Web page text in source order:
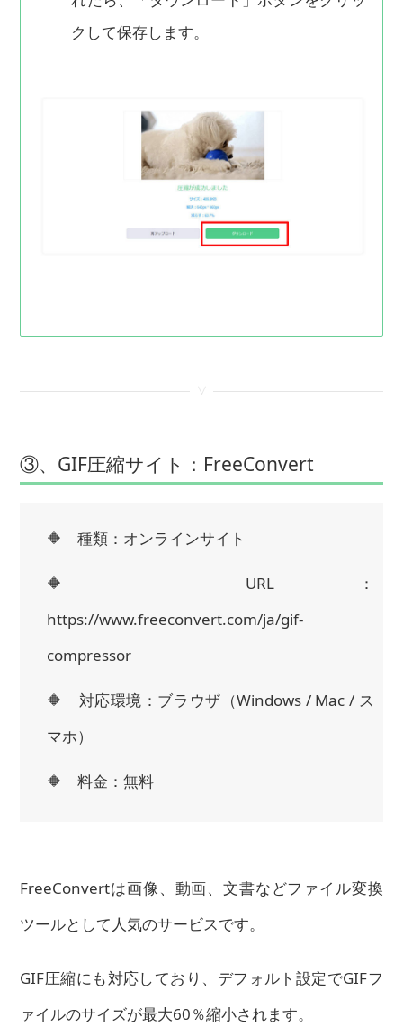
クして保存します。
③、GIF圧縮サイト：FreeConvert
🔶 種類：オンラインサイト
🔶 URL：
https://www.freeconvert.com/ja/gif-
compressor
🔶 対応環境：ブラウザ（Windows / Mac / ス
マホ）
🔶 料金：無料
FreeConvertは画像、動画、文書などファイル変換
ツールとして人気のサービスです。
GIF圧縮にも対応しており、デフォルト設定でGIFフ
ァイルのサイズが最大60％縮小されます。